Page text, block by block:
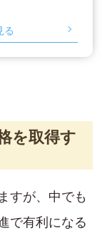
る
を取得す
すが、中でも
で有利になる